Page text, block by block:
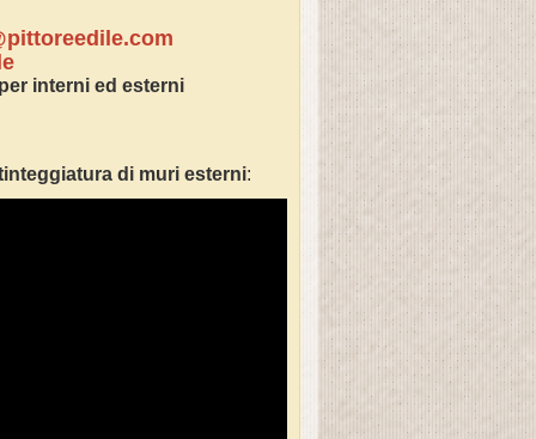
interni ed esterni
di muri esterni: